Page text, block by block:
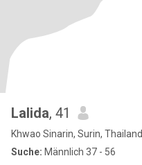
Lalida, 41
Khwao Sinarin, Surin, Thailand
Suche: Männlich 37 - 56